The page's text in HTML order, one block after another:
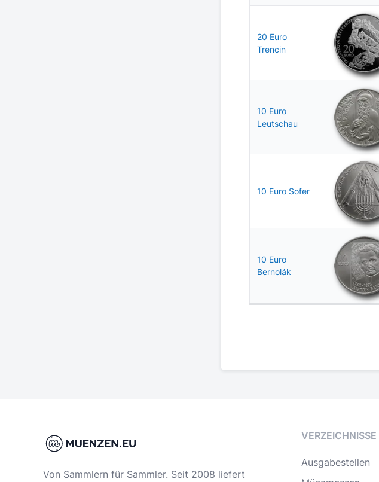
20 Euro
Trencin
10 Euro
Leutschau
10 Euro Sofer
10 Euro
Bernolák
Von Sammlern für Sammler. Seit 2008 liefert
VERZEICHNISSE
Ausgabestellen